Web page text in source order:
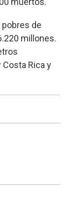
de
millones.
Rica y